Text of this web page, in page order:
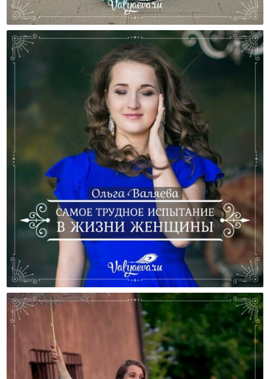
Какие Мы С Вами В Обычной Жизни?
Самое Трудное Испытание В Жизни Женщины